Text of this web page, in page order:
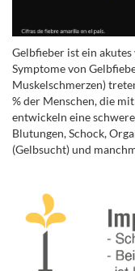
Gelbfieber ist ein
Symptome von
Muskelschmerzen)
% der Menschen, die
entwickeln eine
Blutungen, Schock,
(Gelbsucht) und